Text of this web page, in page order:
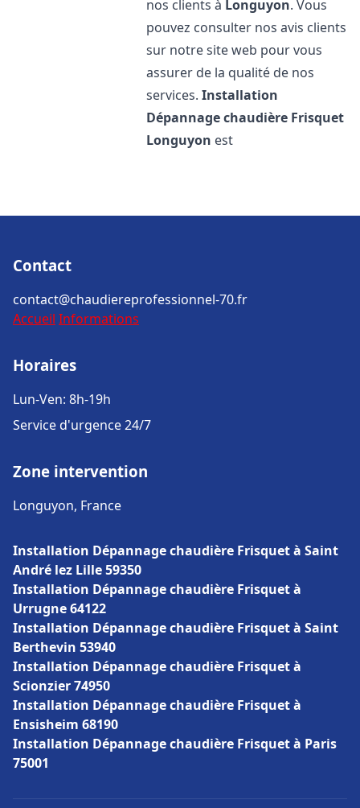
nos clients à Longuyon. Vous
pouvez consulter nos avis clients
sur notre site web pour vous
assurer de la qualité de nos
services.Installation
Dépannage chaudière Frisquet
Longuyon est
Contact
contact@chaudiereprofessionnel-70.fr
Accueil Informations
Horaires
Lun-Ven: 8h-19h
Service d'urgence 24/7
Zone intervention
Longuyon, France
Installation Dépannage chaudière Frisquet à Saint
André lez Lille 59350
Installation Dépannage chaudière Frisquet à
Urrugne 64122
Installation Dépannage chaudière Frisquet à Saint
Berthevin 53940
Installation Dépannage chaudière Frisquet à
Scionzier 74950
Installation Dépannage chaudière Frisquet à
Ensisheim 68190
Installation Dépannage chaudière Frisquet à Paris
75001